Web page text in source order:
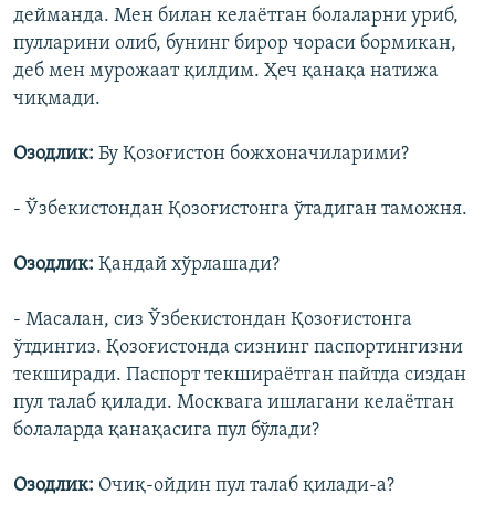
дейманда. Мен билан келаëтган болаларни уриб,
пулларини олиб, бунинг бирор чораси бормикан,
деб мен мурожаат қилдим. Ҳеч қанақа натижа
чиқмади.
Озодлик: Бу Қозоғистон божхоначиларими?
- Ўзбекистондан Қозоғистонга ўтадиган таможня.
Озодлик: Қандай хўрлашади?
- Масалан, сиз Ўзбекистондан Қозоғистонга
ўтдингиз. Қозоғистонда сизнинг паспортингизни
текширади. Паспорт текшираëтган пайтда сиздан
пул талаб қилади. Москвага ишлагани келаëтган
болаларда қанақасига пул бўлади?
Озодлик: Очиқ-ойдин пул талаб қилади-а?